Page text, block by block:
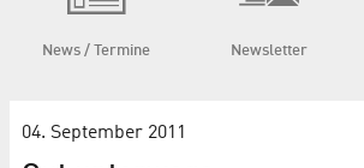
News / Termine Newsletter
04. September 2011